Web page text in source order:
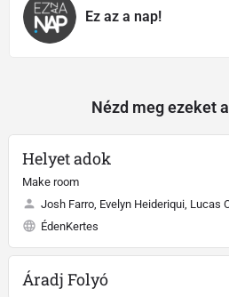
Ez az a nap!
Nézd meg ezeket
Helyet adok
Make room
Josh Farro, Evelyn Heideriqui, Lucas
ÉdenKertes
Áradj Folyó